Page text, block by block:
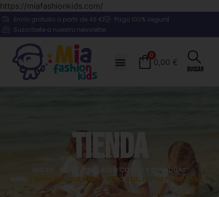
https://miafashionkids.com/
Envío gratuito a partir de 49 €
Pago 100% seguro
Suscríbete a nuestro newsletter
0
0,00 €
Buscar
Tienda
/ /
PANTALÓN CORTO Y BERMUDAS
/ BERMUDA BEBÉ NIÑO Y NIÑO AZUL DEPORTE NAUTICOS